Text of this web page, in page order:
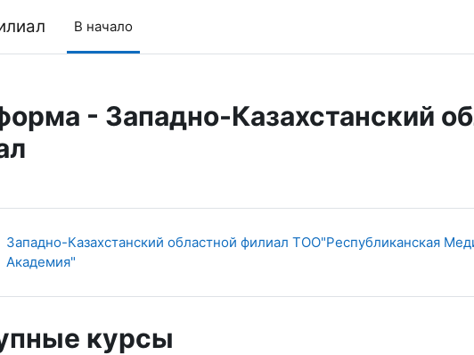
В начало
- Западно-Казахстанский
Западно-Казахстанский областной филиал ТОО"Республиканская
Академия"
курсы